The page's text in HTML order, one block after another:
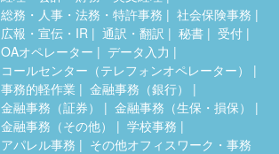
総務・人事・法務・特許事務
社会保険事務
広報・宣伝・IR
通訳・翻訳 秘書
受付
OAオペレーター
データ入力
コールセンター（テレフォンオペレーター）
事務的軽作業
金融事務（銀行）
金融事務（証券）
金融事務（生保・損保）
金融事務（その他）
学校事務
アパレル事務
その他オフィスワーク・事務